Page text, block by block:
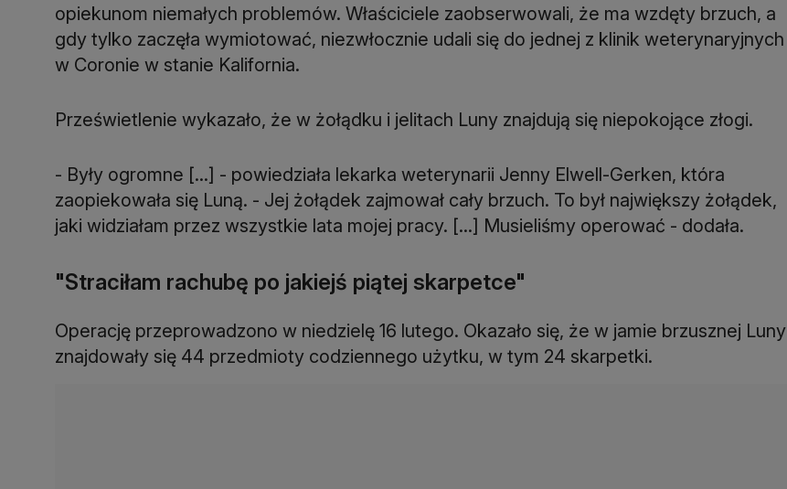
opiekunom niemałych problemów. Właściciele zaobserwowali, że ma wzdęty brzuch, a
gdy tylko zaczęła wymiotować, niezwłocznie udali się do jednej z klinik weterynaryjnych
w Coronie w stanie Kalifornia.
Prześwietlenie wykazało, że w żołądku i jelitach Luny znajdują się niepokojące złogi.
- Były ogromne [...] - powiedziała lekarka weterynarii Jenny Elwell-Gerken, która
zaopiekowała się Luną. - Jej żołądek zajmował cały brzuch. To był największy żołądek,
jaki widziałam przez wszystkie lata mojej pracy. [...] Musieliśmy operować - dodała.
"Straciłam rachubę po jakiejś piątej skarpetce"
Operację przeprowadzono w niedzielę 16 lutego. Okazało się, że w jamie brzusznej Luny
znajdowały się 44 przedmioty codziennego użytku, w tym 24 skarpetki.